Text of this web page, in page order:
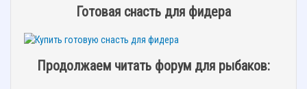
Готовая снасть для фидера
Продолжаем читать форум для рыбаков: